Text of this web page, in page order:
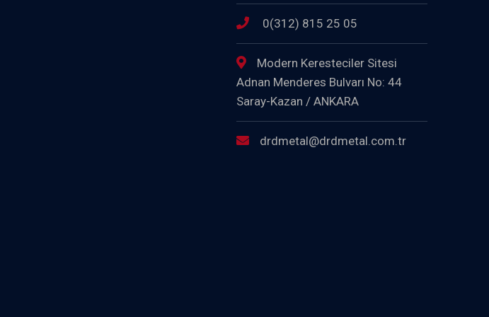
0(312) 815 25 05
Modern Keresteciler Sitesi
Adnan Menderes Bulvarı No: 44
Saray-Kazan / ANKARA
drdmetal@drdmetal.com.tr